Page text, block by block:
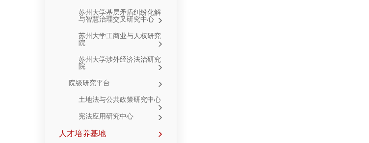
苏州大学基层矛盾纠纷化解
与智慧治理交叉研究中心
苏州大学工商业与人权研究
院
苏州大学涉外经济法治研究
院
院级研究平台
土地法与公共政策研究中心
宪法应用研究中心
人才培养基地